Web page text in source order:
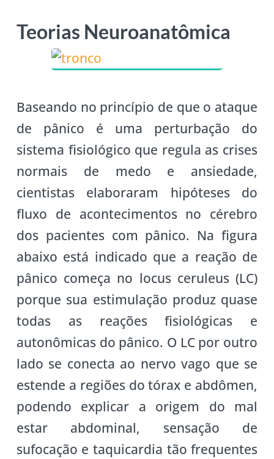
Teorias Neuroanatômica
Baseando no princípio de que o ataque
de pânico é uma perturbação do
sistema fisiológico que regula as crises
normais de medo e ansiedade,
cientistas elaboraram hipóteses do
fluxo de acontecimentos no cérebro
dos pacientes com pânico. Na figura
abaixo está indicado que a reação de
pânico começa no locus ceruleus (LC)
porque sua estimulação produz quase
todas as reações fisiológicas e
autonômicas do pânico. O LC por outro
lado se conecta ao nervo vago que se
estende a regiões do tórax e abdômen,
podendo explicar a origem do mal
estar abdominal, sensação de
sufocação e taquicardia tão frequentes